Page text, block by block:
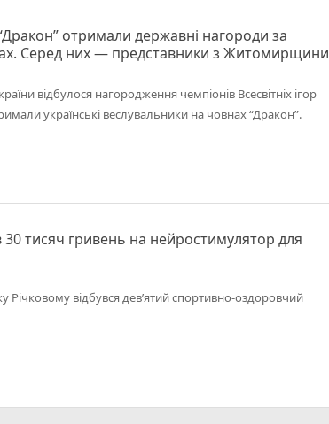
отримали державні нагороди за
Серед них — представники з Житомирщини
відбулося нагородження чемпіонів Всесвітніх ігор
українські веслувальники на човнах “Дракон”.
тисяч гривень на нейростимулятор для
Річковому відбувся дев’ятий спортивно-оздоровчий